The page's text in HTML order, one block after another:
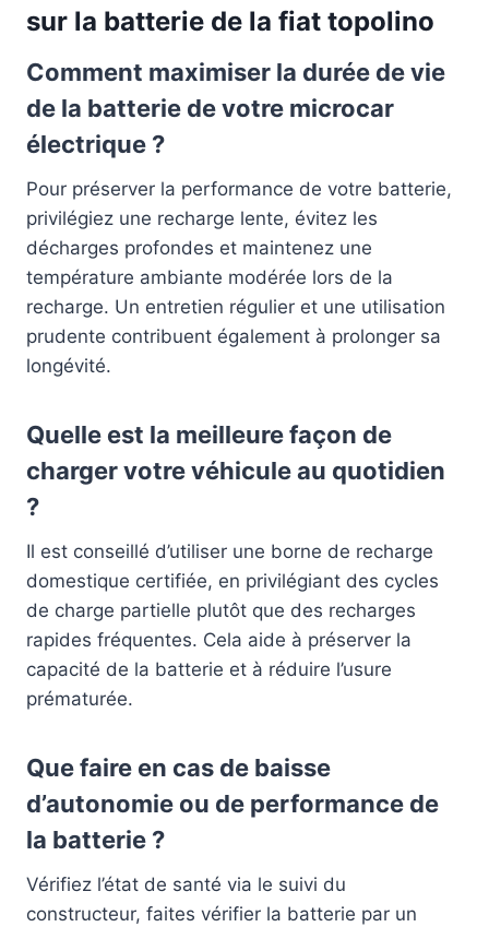
sur la batterie de la fiat topolino
Comment maximiser la durée de vie
de la batterie de votre microcar
électrique ?
Pour préserver la performance de votre batterie,
privilégiez une recharge lente, évitez les
décharges profondes et maintenez une
température ambiante modérée lors de la
recharge. Un entretien régulier et une utilisation
prudente contribuent également à prolonger sa
longévité.
Quelle est la meilleure façon de
charger votre véhicule au quotidien
?
Il est conseillé d’utiliser une borne de recharge
domestique certifiée, en privilégiant des cycles
de charge partielle plutôt que des recharges
rapides fréquentes. Cela aide à préserver la
capacité de la batterie et à réduire l’usure
prématurée.
Que faire en cas de baisse
d’autonomie ou de performance de
la batterie ?
Vérifiez l’état de santé via le suivi du
constructeur, faites vérifier la batterie par un